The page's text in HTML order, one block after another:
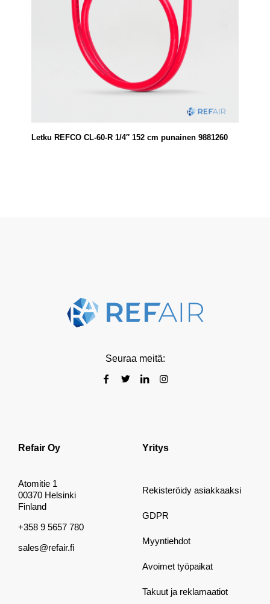
Letku REFCO CL-60-R 1/4″ 152 cm punainen 9881260
Seuraa meitä:
Refair Oy
Atomitie 1
00370 Helsinki
Finland
+358 9 5657 780
sales@refair.fi
Yritys
Rekisteröidy asiakkaaksi
GDPR
Myyntiehdot
Avoimet työpaikat
Takuut ja reklamaatiot